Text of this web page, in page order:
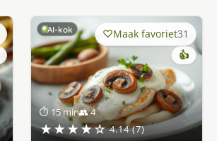
AI-kok
⏱ 15 min👥 4
★★★★☆ 4.14 (7)
Maak favoriet31
👍